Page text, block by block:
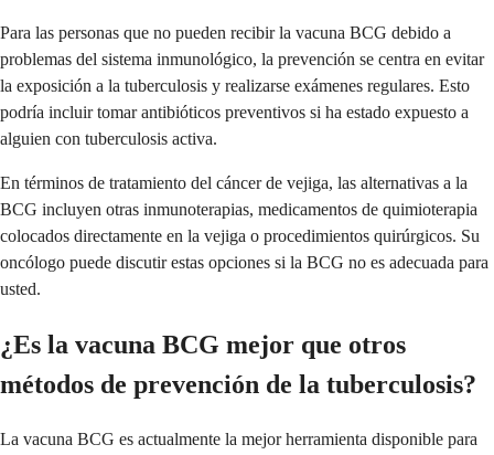
Para las personas que no pueden recibir la vacuna BCG debido a
problemas del sistema inmunológico, la prevención se centra en evitar
la exposición a la tuberculosis y realizarse exámenes regulares. Esto
podría incluir tomar antibióticos preventivos si ha estado expuesto a
alguien con tuberculosis activa.
En términos de tratamiento del cáncer de vejiga, las alternativas a la
BCG incluyen otras inmunoterapias, medicamentos de quimioterapia
colocados directamente en la vejiga o procedimientos quirúrgicos. Su
oncólogo puede discutir estas opciones si la BCG no es adecuada para
usted.
¿Es la vacuna BCG mejor que otros
métodos de prevención de la tuberculosis?
La vacuna BCG es actualmente la mejor herramienta disponible para